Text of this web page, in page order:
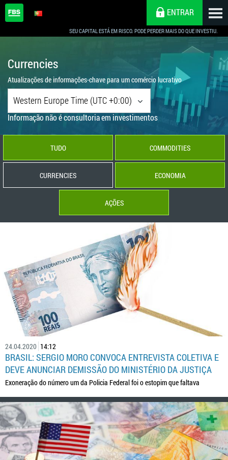
SEU CAPITAL ESTÁ EM RISCO. PODE PERDER MAIS DO QUE INVESTIU.
ENTRAR
Currencies
Atualizações de informações-chave para um comércio lucrativo
Western Europe Time (UTC +0:00)
Informação não é consultoria em investimentos
TUDO COMMODITIES
CURRENCIES ECONOMIA
AÇÕES
24.04.2020 14:12
BRASIL: SERGIO MORO CONVOCA ENTREVISTA COLETIVA E
DEVE ANUNCIAR DEMISSÃO DO MINISTÉRIO DA JUSTIÇA
Exoneração do número um da Policia Federal foi o estopim que faltava